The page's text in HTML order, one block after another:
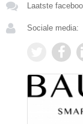
Laatste
Sociale media: